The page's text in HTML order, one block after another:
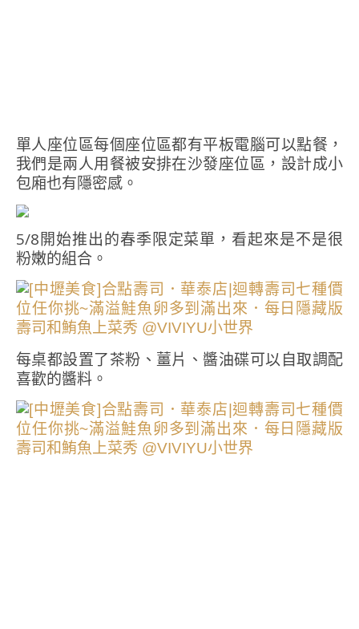
單人座位區每個座位區都有平板電腦可以點餐，
我們是兩人用餐被安排在沙發座位區，設計成小
包廂也有隱密感。
5/8開始推出的春季限定菜單，看起來是不是很
粉嫩的組合。
每桌都設置了茶粉、薑片、醬油碟可以自取調配
喜歡的醬料。